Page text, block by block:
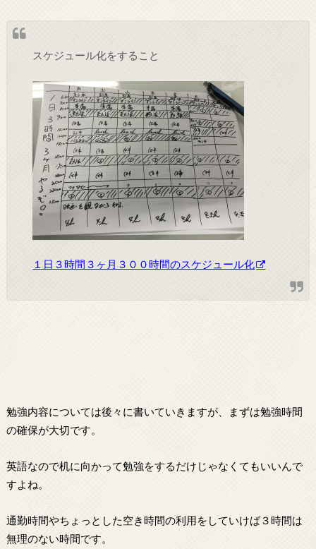
スケジュール化をすること
１日３時間３ヶ月３００時間のスケジュール化
勉強内容については後々に書いていきますが、まずは勉強時間
の確保が大切です。
英語なので机に向かって勉強をするだけじゃなくてもいいんで
すよね。
通勤時間やちょっとした空き時間の利用をしていけば３時間は
無理のない時間です。